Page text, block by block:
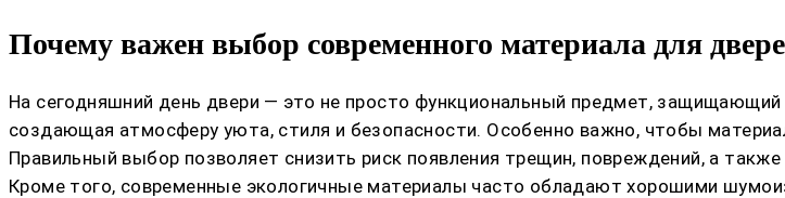
Почему важен выбор современного материала для
На сегодняшний день двери — это не просто функциональный предмет,
создающая атмосферу уюта, стиля и безопасности. Особенно важно, чтобы
Правильный выбор позволяет снизить риск появления трещин, повреждений, а
Кроме того, современные экологичные материалы часто обладают хорошими